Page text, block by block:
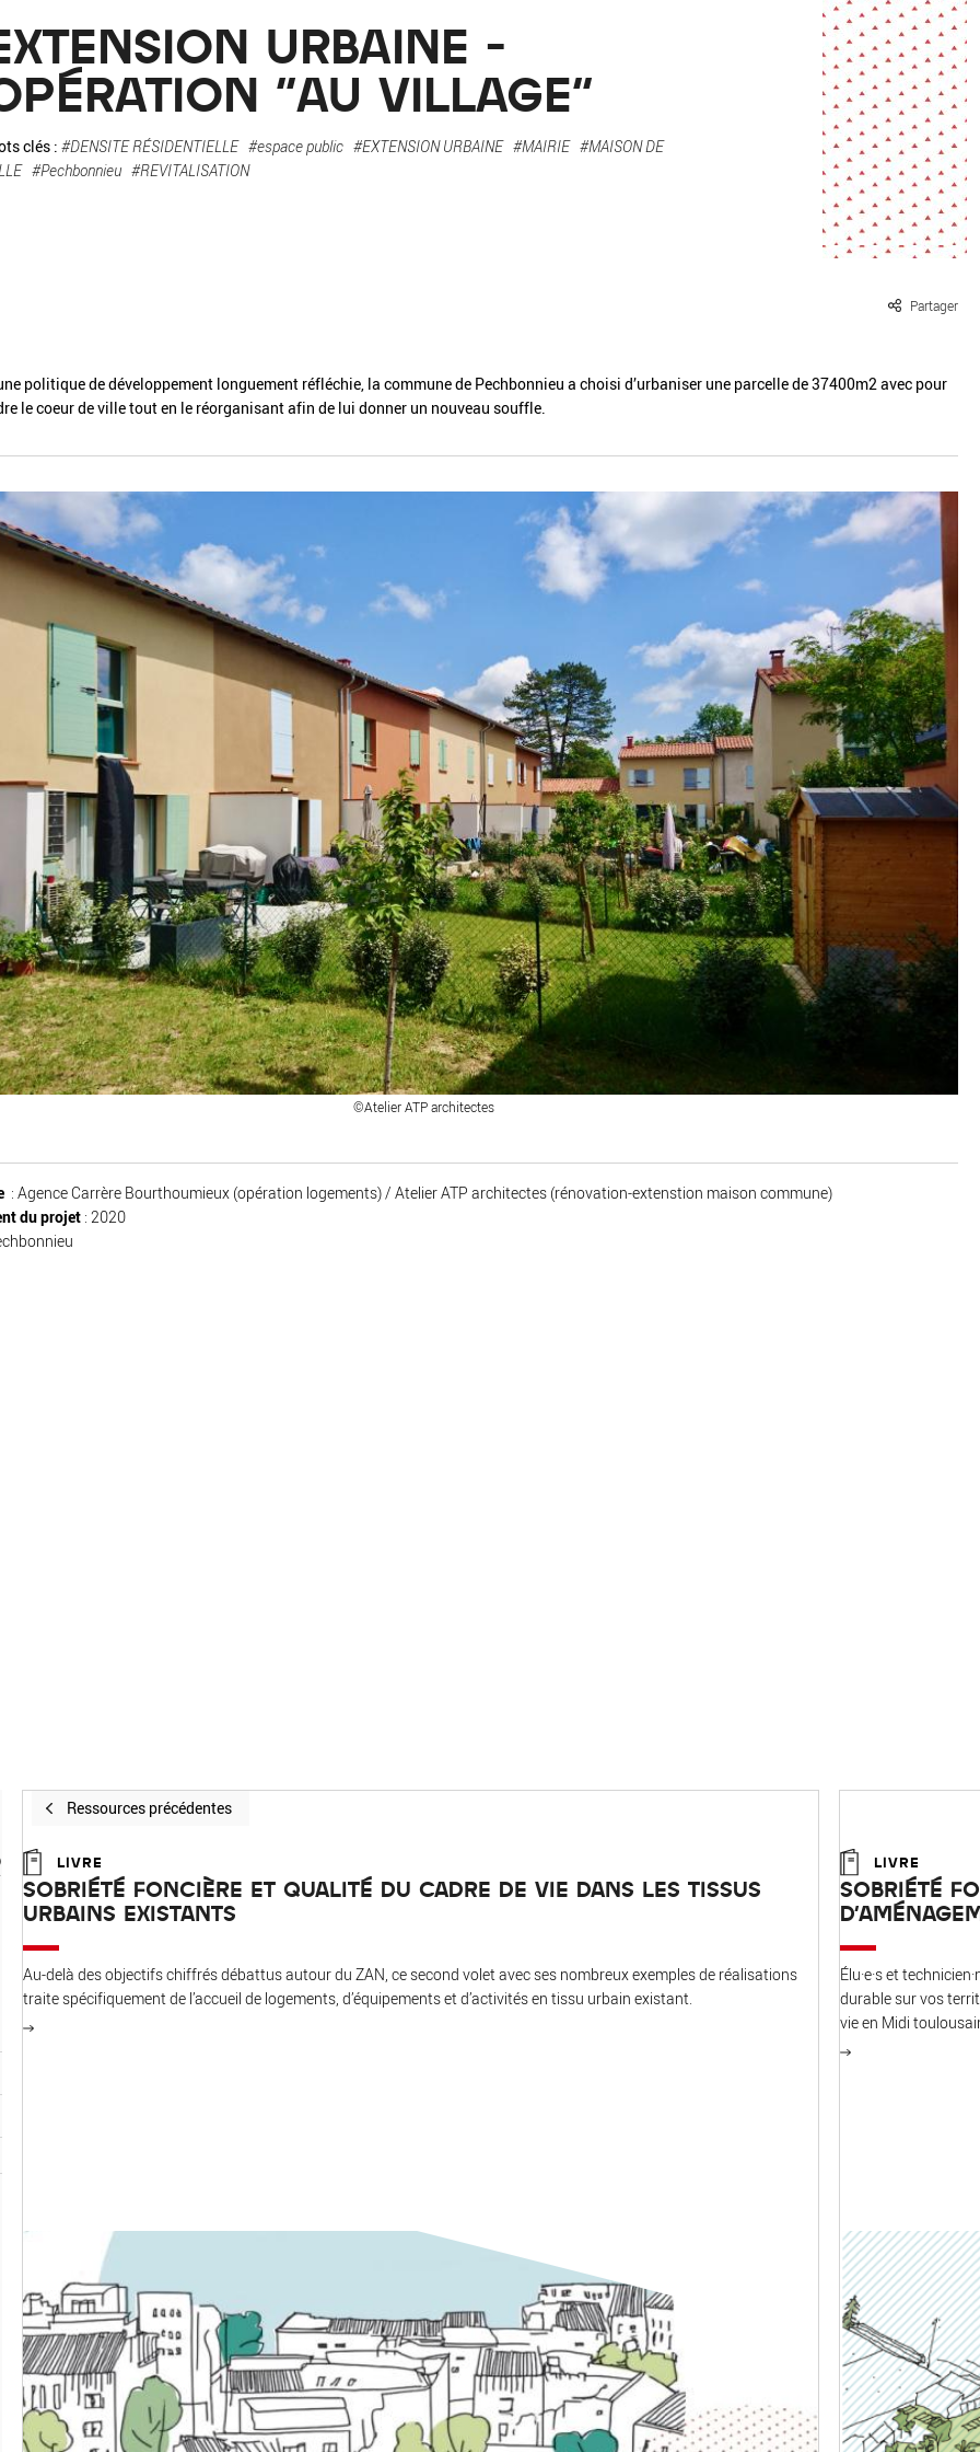
Fiche / Guide Livre Podcast
La pierre
Le bois
Fermer la recherche avancée
URBAINE -
"AU VILLAGE"
clés : #DENSITE RÉSIDENTIELLE #espace public #EXTENSION URBAINE #MAIRIE #MAISON DE
#Pechbonnieu #REVITALISATION
Partager
politique de développement longuement réfléchie, la commune de Pechbonnieu a choisi d’urbaniser une parcelle de 37400m2 avec pour
le coeur de ville tout en le réorganisant afin de lui donner un nouveau souffle.
©Atelier ATP architectes
: Agence Carrère Bourthoumieux (opération logements) / Atelier ATP architectes (rénovation-extenstion maison commune)
du projet : 2020
Ressources précédentes
LIVRE
SOBRIÉTÉ FONCIÈRE ET QUALITÉ DU CADRE DE VIE DANS LES TISSUS
URBAINS EXISTANTS
Au-delà des objectifs chiffrés débattus autour du ZAN, ce second volet avec ses nombreux exemples de réalisations
traite spécifiquement de l’accueil de logements, d’équipements et d’activités en tissu urbain existant.
LIVRE
SOBRIÉTÉ
Élu·e·s et
durable sur vos
vie en Midi